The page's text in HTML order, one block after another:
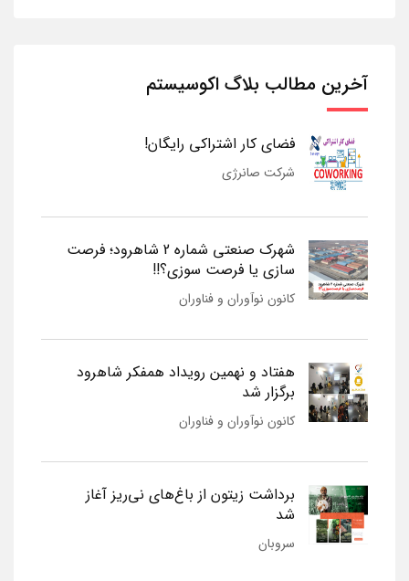
آخرین مطالب بلاگ اکوسیستم
فضای کار اشتراکی رایگان!
شرکت صانرژی
شهرک صنعتی شماره 2 شاهرود؛ فرصت
سازی یا فرصت سوزی؟!!
کانون نوآوران و فناوران
هفتاد و نهمین رویداد همفکر شاهرود
برگزار شد
کانون نوآوران و فناوران
برداشت زیتون از باغ‌های نی‌ریز آغاز
شد
سروبان